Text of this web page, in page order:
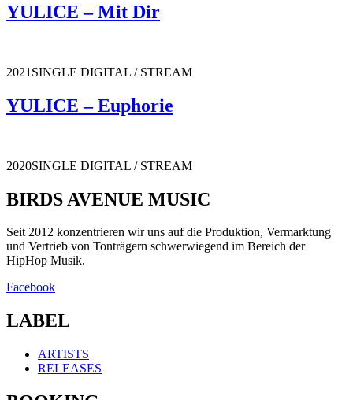
YULICE – Mit Dir
2021SINGLE DIGITAL / STREAM
YULICE – Euphorie
2020SINGLE DIGITAL / STREAM
BIRDS AVENUE MUSIC
Seit 2012 konzentrieren wir uns auf die Produktion, Vermarktung
und Vertrieb von Tonträgern schwerwiegend im Bereich der
HipHop Musik.
Facebook
LABEL
ARTISTS
RELEASES